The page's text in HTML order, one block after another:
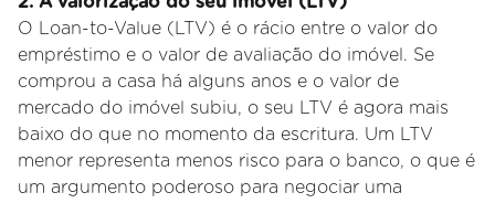
O Loan-to-Value (LTV) é o rácio entre o valor do
empréstimo e o valor de avaliação do imóvel. Se
comprou a casa há alguns anos e o valor de
mercado do imóvel subiu, o seu LTV é agora mais
baixo do que no momento da escritura. Um LTV
menor representa menos risco para o banco, o que é
um argumento poderoso para negociar uma